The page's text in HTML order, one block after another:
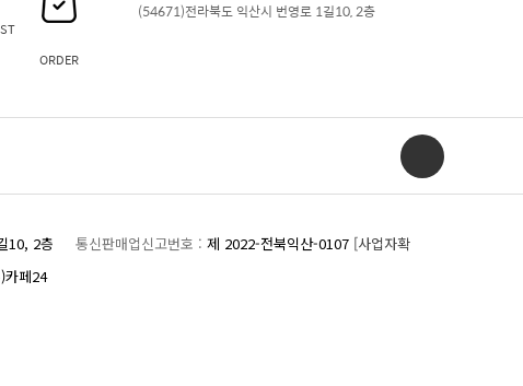
ORDER
(54671)전라북도 익산시 번영로 1길10, 2층
10, 2층 통신판매업신고번호 : 제 2022-전북익산-0107 [사업자확
카페24